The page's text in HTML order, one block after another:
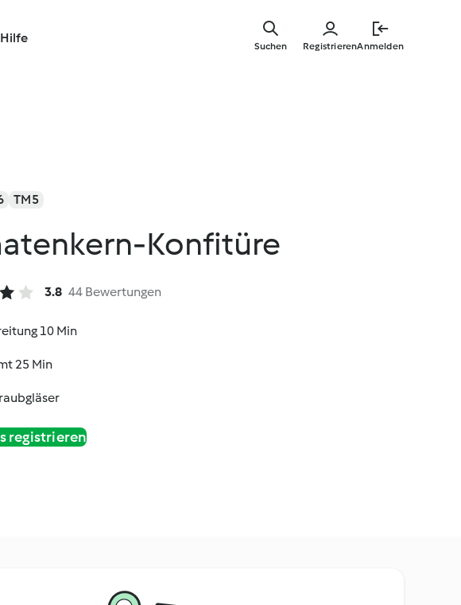
Hilfe
RegistrierenAnmelden
Suchen
TM5
Konfitüre
3.8 44 Bewertungen
10 Min
25 Min
registrieren